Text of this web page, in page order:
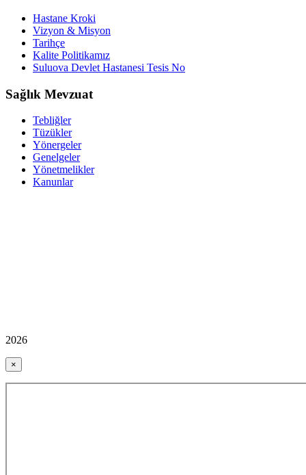
Hastane Kroki
Vizyon & Misyon
Tarihçe
Kalite Politikamız
Suluova Devlet Hastanesi Tesis No
Sağlık Mevzuat
Tebliğler
Tüzükler
Yönergeler
Genelgeler
Yönetmelikler
Kanunlar
2026
×